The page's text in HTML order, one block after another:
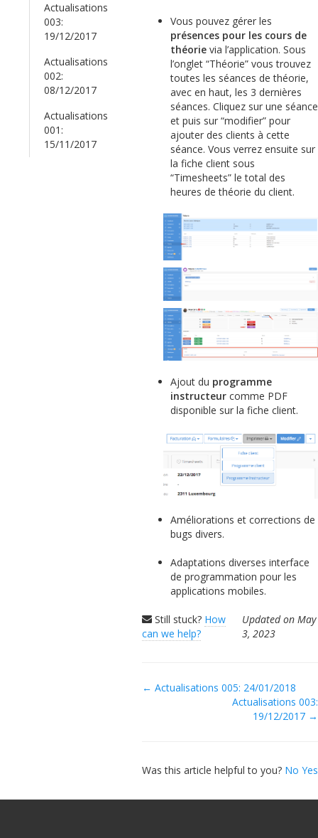
Actualisations
003:
19/12/2017
Actualisations
002:
08/12/2017
Actualisations
001:
15/11/2017
Vous pouvez gérer les
présences pour les cours de
théorie via l’application. Sous
l’onglet “Théorie” vous trouvez
toutes les séances de théorie,
avec en haut, les 3 dernières
séances. Cliquez sur une séance
et puis sur “modifier” pour
ajouter des clients à cette
séance. Vous verrez ensuite sur
la fiche client sous
“Timesheets” le total des
heures de théorie du client.
Ajout du programme
instructeur comme PDF
disponible sur la fiche client.
Améliorations et corrections de
bugs divers.
Adaptations diverses interface
de programmation pour les
applications mobiles.
Still stuck? How
can we help?
Updated on May
3, 2023
Doc
← Actualisations 005: 24/01/2018
Actualisations 003:
19/12/2017 →
Was this article helpful to you? No Yes